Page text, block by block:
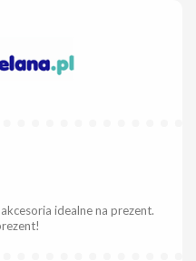
idealne na prezent.